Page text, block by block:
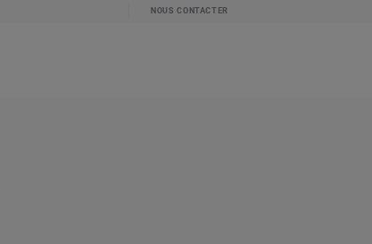
NOUS CONTACTER